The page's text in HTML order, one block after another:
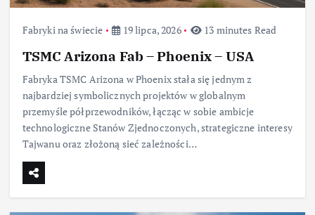
Fabryki na świecie 19 lipca, 2026 13 minutes Read
TSMC Arizona Fab – Phoenix – USA
Fabryka TSMC Arizona w Phoenix stała się jednym z
najbardziej symbolicznych projektów w globalnym
przemyśle półprzewodników, łącząc w sobie ambicje
technologiczne Stanów Zjednoczonych, strategiczne interesy
Tajwanu oraz złożoną sieć zależności…